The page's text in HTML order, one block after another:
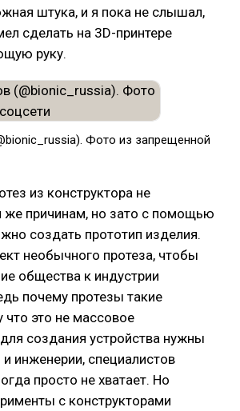
штука, и я пока не слышал,
сделать на 3D-принтере
руку.
Фото из запрещенной
из конструктора не
же причинам, но зато с помощью
создать прототип изделия.
необычного протеза, чтобы
общества к индустрии
почему протезы такие
что это не массовое
создания устройства нужны
инженерии, специалистов
просто не хватает. Но
с конструкторами